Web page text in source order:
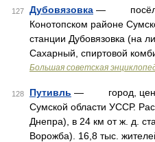
127 Дубовязовка — посёлок
Конотопском районе
станции Дубовязовка (на
Сахарный, спиртовой
Большая советская
128 Путивль — город, центр
Сумской области УССР.
Днепра), в 24 км от ж. д.
Ворожба). 16,8 тыс.